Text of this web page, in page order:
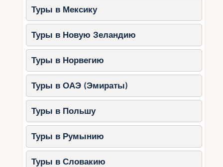
Туры в Мексику
Туры в Новую Зеландию
Туры в Норвегию
Туры в ОАЭ (Эмираты)
Туры в Польшу
Туры в Румынию
Туры в Словакию